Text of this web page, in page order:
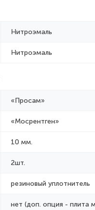
Нитроэмаль
Нитроэмаль
«Просам»
«Мосрентген»
10 мм.
2шт.
резиновый уплотнитель
нет (доп. опция - плита